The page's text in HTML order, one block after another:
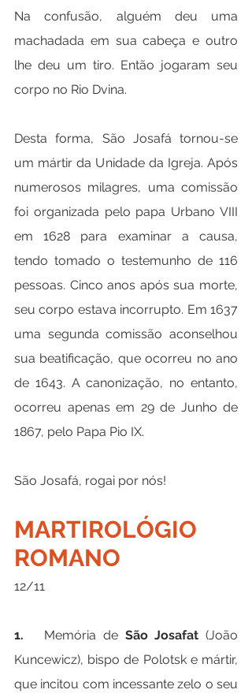
Na confusão, alguém deu uma
machadada em sua cabeça e outro
lhe deu um tiro. Então jogaram seu
corpo no Rio Dvina.
Desta forma, São Josafá tornou-se
um mártir da Unidade da Igreja. Após
numerosos milagres, uma comissão
foi organizada pelo papa Urbano VIII
em 1628 para examinar a causa,
tendo tomado o testemunho de 116
pessoas. Cinco anos após sua morte,
seu corpo estava incorrupto. Em 1637
uma segunda comissão aconselhou
sua beatificação, que ocorreu no ano
de 1643. A canonização, no entanto,
ocorreu apenas em 29 de Junho de
1867, pelo Papa Pio IX.
São Josafá, rogai por nós!
MARTIROLÓGIO
ROMANO
12/11
1. Memória de São Josafat (João
Kuncewicz), bispo de Polotsk e mártir,
que incitou com incessante zelo o seu